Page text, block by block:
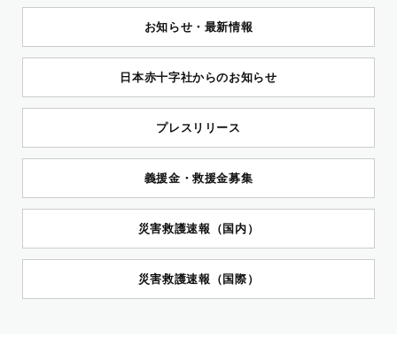
お知らせ・最新情報
日本赤十字社からのお知らせ
プレスリリース
義援金・救援金募集
災害救護速報（国内）
災害救護速報（国際）